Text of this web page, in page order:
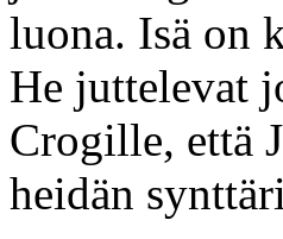
luona. Isä on
He juttelevat
Crogille, että
heidän